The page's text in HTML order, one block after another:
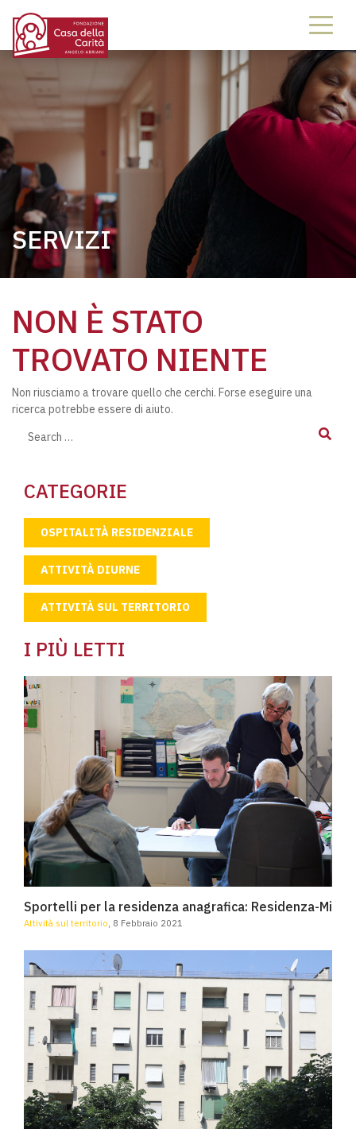
SERVIZI
NON È STATO
TROVATO NIENTE
Non riusciamo a trovare quello che cerchi. Forse eseguire una
ricerca potrebbe essere di aiuto.
CATEGORIE
OSPITALITÀ RESIDENZIALE
ATTIVITÀ DIURNE
ATTIVITÀ SUL TERRITORIO
I PIÙ LETTI
Sportelli per la residenza anagrafica: Residenza-Mi
Attività sul territorio , 8 Febbraio 2021